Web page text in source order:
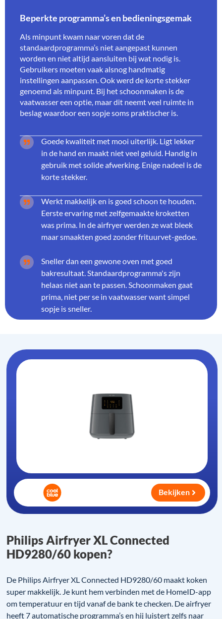
Beperkte programma’s en bedieningsgemak
Als minpunt kwam naar voren dat de
standaardprogramma’s niet aangepast kunnen
worden en niet altijd aansluiten bij wat nodig is.
Gebruikers moeten vaak alsnog handmatig
instellingen aanpassen. Ook werd de korte stekker
genoemd als minpunt. Bij het schoonmaken is de
vaatwasser een optie, maar dit neemt veel ruimte in
beslag waardoor een sopje soms praktischer is.
Goede kwaliteit met mooi uiterlijk. Ligt lekker
in de hand en maakt niet veel geluid. Handig in
gebruik met solide afwerking. Enige nadeel is de
korte stekker.
Werkt makkelijk en is goed schoon te houden.
Eerste ervaring met zelfgemaakte kroketten
was prima. In de airfryer werden ze wat bleek
maar smaakten goed zonder frituurvet-gedoe.
Sneller dan een gewone oven met goed
bakresultaat. Standaardprogramma's zijn
helaas niet aan te passen. Schoonmaken gaat
prima, niet per se in vaatwasser want simpel
sopje is sneller.
Philips Airfryer XL Connected
HD9280/60 kopen?
De Philips Airfryer XL Connected HD9280/60 maakt koken
super makkelijk. Je kunt hem verbinden met de HomeID-app
om temperatuur en tijd vanaf de bank te checken. De airfryer
heeft 7 automatische programma’s en hij luistert zelfs naar
Bekijken